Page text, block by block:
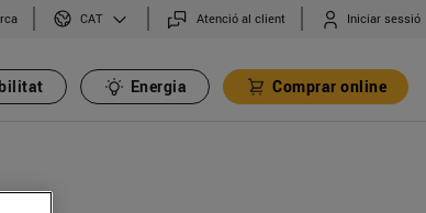
CAT Atenció al client Iniciar sessió
Energia Comprar online